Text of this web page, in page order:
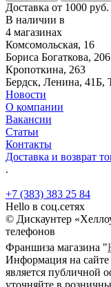
Доставка от 1000
В наличии в
4 магазинах
Комсомольская, 16
Бориса Богаткова, 206
Кропоткина, 263
Бердск, Ленина,
Новости
О компании
Вакансии
Статьи
Контакты
Доставка и возврат
.
+7 (383) 383 25 84
Hello в соц.сетях
© Дискаунтер
телефонов
Франшиза магазина "
Информация на
является публичной
уточняйте в